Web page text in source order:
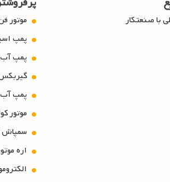
با صنعتکار
موتور
پمپ
پمپ
پمپ
موتور
سمپاش
اره